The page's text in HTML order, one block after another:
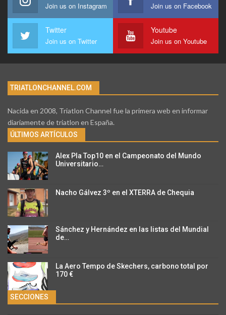
Join us on Instagram Join us on Facebook
Twitter
Join us on Twitter
Youtube
Join us on Youtube
TRIATLONCHANNEL.COM
Nacida en 2008, Triatlon Channel fue la primera web en informar
diariamente de triatlon en España.
ÚLTIMOS ARTÍCULOS
Alex Pla Top10 en el Campeonato del Mundo
Universitario…
Nacho Gálvez 3º en el XTERRA de Chequia
Sánchez y Hernández en las listas del Mundial
de…
La Aero Tempo de Skechers, carbono total por
170 €
SECCIONES